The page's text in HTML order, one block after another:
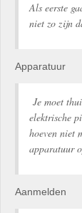
Als eerste
niet zo zijn
Apparatuur
Je moet
elektrische
hoeven niet
apparatuur
Aanmelden